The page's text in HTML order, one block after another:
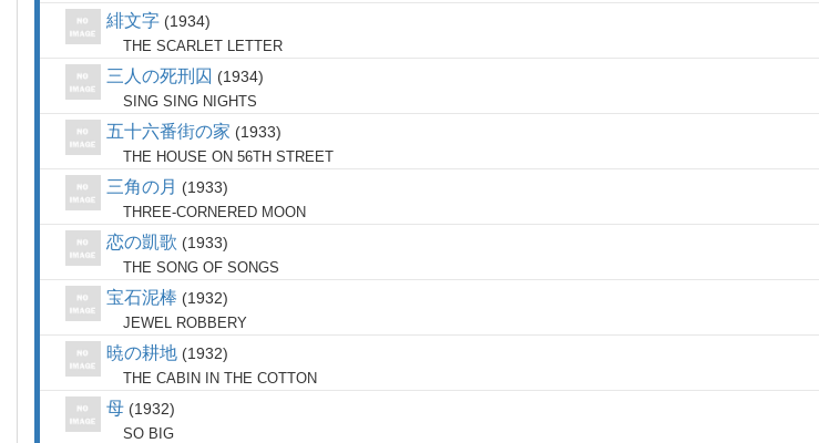
緋文字 1934
THE SCARLET LETTER
三人の死刑囚 1934
SING SING NIGHTS
五十六番街の家 1933
THE HOUSE ON 56TH STREET
三角の月 1933
THREE-CORNERED MOON
恋の凱歌 1933
THE SONG OF SONGS
宝石泥棒 1932
JEWEL ROBBERY
暁の耕地 1932
THE CABIN IN THE COTTON
母 1932
SO BIG